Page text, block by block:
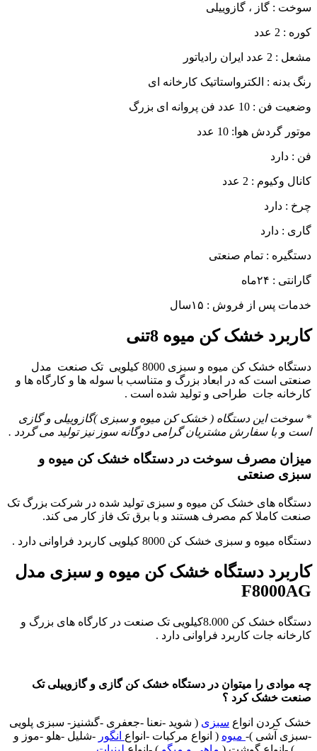
سوخت : گاز ، گازوییلی
کوره : 2 عدد
مشعل : 2 عدد ایران رادیاتور
رنگ بدنه : الکترواستاتیک کارخانه ای
وضعیت فن : 10 عدد فن پروانه ای بزرگ
موتور گردش هوا: 10 عدد
فن : دارد
کانال وکیوم : 2 عدد
چرخ : دارد
گاری : دارد
دستگیره : تمام صنعتی
گارانتی : ۲۴ماه
خدمات پس از فروش : ۱۵سال
کاربرد خشک کن میوه 8تنی
دستگاه خشک کن میوه و سبزی 8000 کیلویی تک صنعت مدل
صنعتی است که در ابعاد بزرگ و متناسب با سوله ها و کارگاه ها و
کارخانه جات طراحی و تولید شده است .
* سوخت این دستگاه ( خشک کن میوه و سبزی )گازوییلی و گازی
است و با سفارش مشتریان گرامی دوگانه سوز نیز تولید می گردد .
میزان مصرف سوخت در دستگاه خشک کن میوه و
سبزی صنعتی
دستگاه های خشک کن میوه و سبزی تولید شده در شرکت بزرگ تک
صنعت کاملا کم مصرف هستند و با برق تک فاز کار می کند.
دستگاه میوه و سبزی خشک کن 8000 کیلویی کاربرد فراوانی دارد .
کاربرد دستگاه خشک کن میوه و سبزی مدل
F8000AG
دستگاه خشک کن 8.000کیلویی تک صنعت در کارگاه های بزرگ و
کارخانه جات کاربرد فراوانی دارد .
چه موادی را میتوان در دستگاه خشک کن گازی و گازوییلی تک
صنعت خشک کرد ؟
خشک کردن انواع سبزی ( شوید -نعنا -جعفری -گشنیز- سبزی پلویی
-سبزی آشی )- میوه ( انواع مرکبات -انواع انگور -شلیل -هلو -موز و